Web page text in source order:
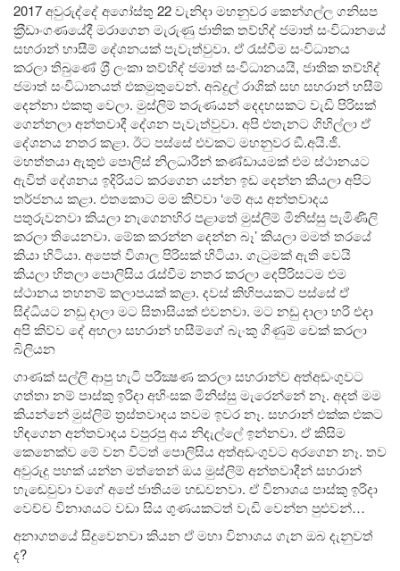
2017 අවුරුද්දේ අගෝස්තු 22 වැනිදා මහනුවර කෙන්ගල්ල ගනිසප
ක‍්‍රීඩාංගණයේදී මරාගෙන මැරුණු ජාතික තව්හිද් ජමාත් සංවිධානයේ
සහරාන් හාසීම් දේශනයක් පැවැත්වුවා. ඒ රැස්වීම සංවිධානය
කරලා තිබුණේ ශ‍්‍රී ලංකා තව්හිද් ජමාත් සංවිධානයයි, ජාතික තව්හිද්
ජමාත් සංවිධානයත් එකමුතුවෙන්. අබ්දුල් රාශික් සහ සහරාන් හසීම්
දෙන්නා එකතු වෙලා. මුස්ලිම් තරුණයන් දෙදහසකට වැඩි පිරිසක්
ගෙන්නලා අන්තවාදී දේශන පැවැත්වුවා. අපි එතැනට ගිහිල්ලා ඒ
දේශනය නතර කළා. ඊට පස්සේ එවකට මහනුවර ඞී.අයි.ජී.
මහත්තයා ඇතුළු පොලිස් නිලධාරීන් කණ්ඩායමක් එම ස්ථානයට
ඇවිත් දේශනය ඉදිරියට කරගෙන යන්න ඉඩ දෙන්න කියලා අපිට
තර්ජනය කළා. එතකොට මම කිව්වා ‘මේ අය අන්තවාදය
පතුරුවනවා කියලා නැගෙනහිර පළාතේ මුස්ලිම් මිනිස්සු පැමිණිලි
කරලා තියෙනවා. මේක කරන්න දෙන්න බෑ’ කියලා මමත් තරයේ
කියා හිටියා. අපෙත් විශාල පිරිසක් හිටියා. ගැටුමක් ඇති වෙයි
කියලා හිතලා පොලිසිය රැස්වීම නතර කරලා දෙපිරිසටම එම
ස්ථානය තහනම් කලාපයක් කළා. දවස් කිහිපයකට පස්සේ ඒ
සිද්ධියට නඩු දාලා මට සිතාසියක් එවනවා. මට නඩු දාලා හරි එදා
අපි කිව්ව දේ අහලා සහරාන් හසීම්ගේ බැංකු ගිණුම් චෙක් කරලා
බිලියන
ගාණක් සල්ලි ආපු හැටි පරීක්‍ෂණ කරලා සහරාන්ව අත්අඩංගුවට
ගත්තා නම් පාස්කු ඉරිදා අහිංසක මිනිස්සු මැරෙන්නේ නෑ. අදත් මම
කියන්නේ මුස්ලිම් ත‍්‍රස්තවාදය තවම ඉවර නෑ. සහරාන් එක්ක එකට
හිඳගෙන අන්තවාදය වපුරපු අය නිදැල්ලේ ඉන්නවා. ඒ කිසිම
කෙනෙක්ව මේ වන විටත් පොලිසිය අත්අඩංගුවට අරගෙන නෑ. තව
අවුරුදු පහක් යන්න මත්තෙන් ඔය මුස්ලිම් අන්තවාදීන් සහරාන්
හැඬෙවුවා වගේ අපේ ජාතියම හඬවනවා. ඒ විනාශය පාස්කු ඉරිදා
වෙච්ච විනාශයට වඩා සිය ගුණයකටත් වැඩි වෙන්න පුළුවන්…
අනාගතයේ සිදුවෙනවා කියන ඒ මහා විනාශය ගැන ඔබ දැනුවත්
ද?